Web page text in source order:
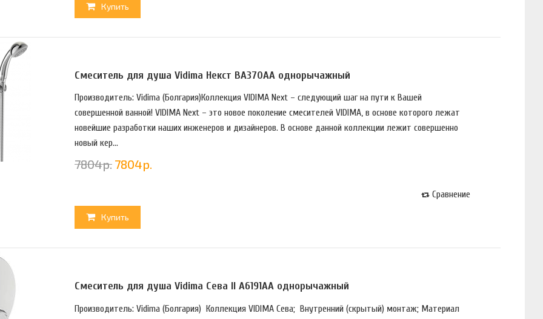
Купить
Смеситель для душа Vidima Некст BA370AA однорычажный
Производитель: Vidima (Болгария)Коллекция VIDIMA Next – следующий шаг на пути к Вашей
совершенной ванной! VIDIMA Next – это новое поколение смесителей VIDIMA, в основе которого лежат
новейшие разработки наших инженеров и дизайнеров. В основе данной коллекции лежит совершенно
новый кер...
7804р. 7804р.
Купить
Сравнение
Смеситель для душа Vidima Сева II A6191AA однорычажный
Производитель: Vidima (Болгария) Коллекция VIDIMA Сева; Внутренний (скрытый) монтаж; Материал